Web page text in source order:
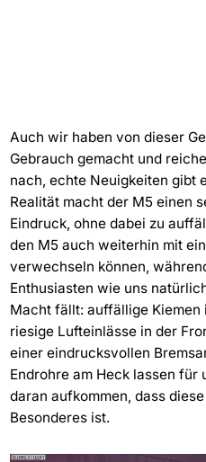
Auch wir haben von dieser
Gebrauch gemacht und
nach, echte Neuigkeiten gibt
Realität macht der M5 einen
Eindruck, ohne dabei zu
den M5 auch weiterhin mit
verwechseln können,
Enthusiasten wie uns
Macht fällt: auffällige Kiemen
riesige Lufteinlässe in der
einer eindrucksvollen
Endrohre am Heck lassen
daran aufkommen, dass
Besonderes ist.